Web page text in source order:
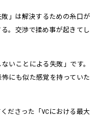
」は解決するための糸口が
。交渉で揉め事が起きてし
いことによる失敗」です。
にも似た感覚を持っていた
ださった「VCにおける最大